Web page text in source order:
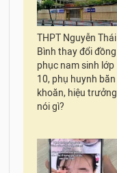
THPT Nguyễn Thái
Bình thay đổi đồng
phục nam sinh lớp
10, phụ huynh băn
khoăn, hiệu trưởng
nói gì?